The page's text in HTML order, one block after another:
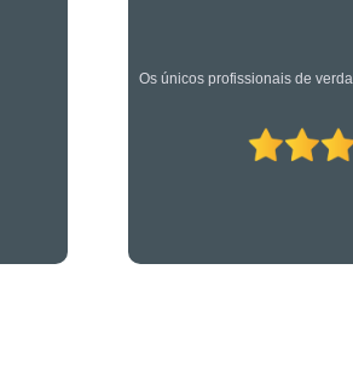
Os caras são bons